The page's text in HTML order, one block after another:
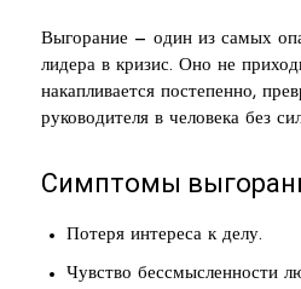
Выгорание — один из самых
лидера в кризис. Оно не
накапливается постепенно,
руководителя в человека без
Симптомы
Потеря интереса к делу.
Чувство бессмысленности